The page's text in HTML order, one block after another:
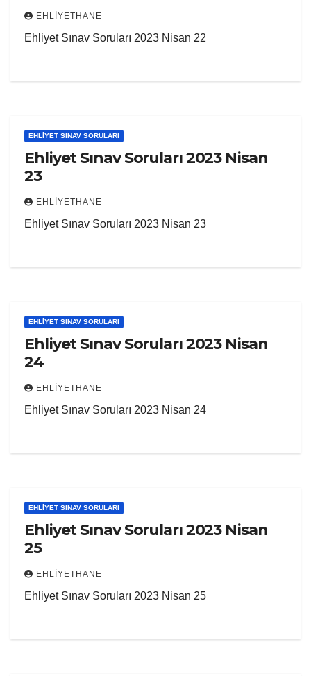
EHLIYETHANE
Ehliyet Sınav Soruları 2023 Nisan 22
EHLIYET SINAV SORULARI
Ehliyet Sınav Soruları 2023 Nisan
23
EHLIYETHANE
Ehliyet Sınav Soruları 2023 Nisan 23
EHLIYET SINAV SORULARI
Ehliyet Sınav Soruları 2023 Nisan
24
EHLIYETHANE
Ehliyet Sınav Soruları 2023 Nisan 24
EHLIYET SINAV SORULARI
Ehliyet Sınav Soruları 2023 Nisan
25
EHLIYETHANE
Ehliyet Sınav Soruları 2023 Nisan 25